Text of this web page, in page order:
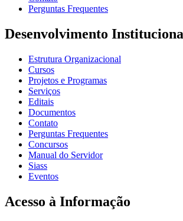
Perguntas Frequentes
Desenvolvimento
Estrutura Organizacional
Cursos
Projetos e Programas
Serviços
Editais
Documentos
Contato
Perguntas Frequentes
Concursos
Manual do Servidor
Siass
Eventos
Acesso à Informação